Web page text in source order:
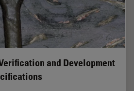
and Development